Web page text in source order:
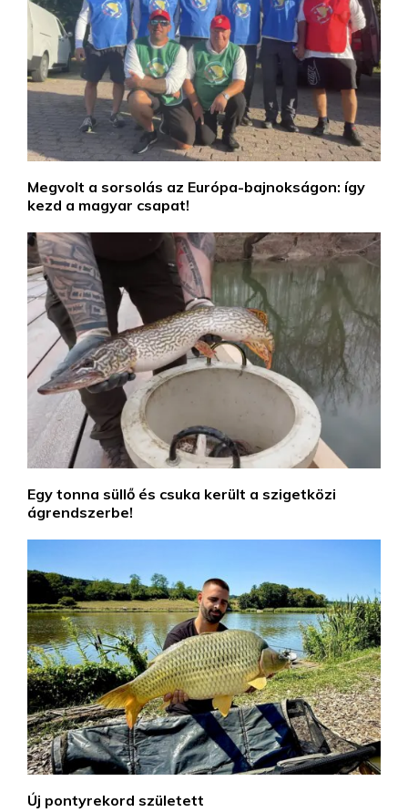
Megvolt a sorsolás az Európa-bajnokságon: így
kezd a magyar csapat!
Egy tonna süllő és csuka került a szigetközi
ágrendszerbe!
Új pontyrekord született